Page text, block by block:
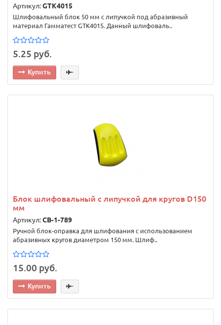
Артикул:GTK4015
Шлифовальный блок 50 мм с липучкой под абразивный
материал Гамматест GTK4015. Данный шлифоваль..
5.25 руб.
Купить
Блок шлифовальный с липучкой для кругов D150
мм
Артикул:CB-1-789
Ручной блок-оправка для шлифования с использованием
абразивных кругов диаметром 150 мм. Шлиф..
15.00 руб.
Купить